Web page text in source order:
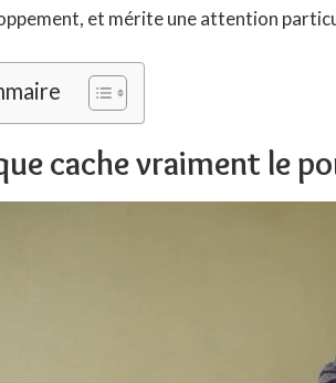
et mérite une attention
cache vraiment le